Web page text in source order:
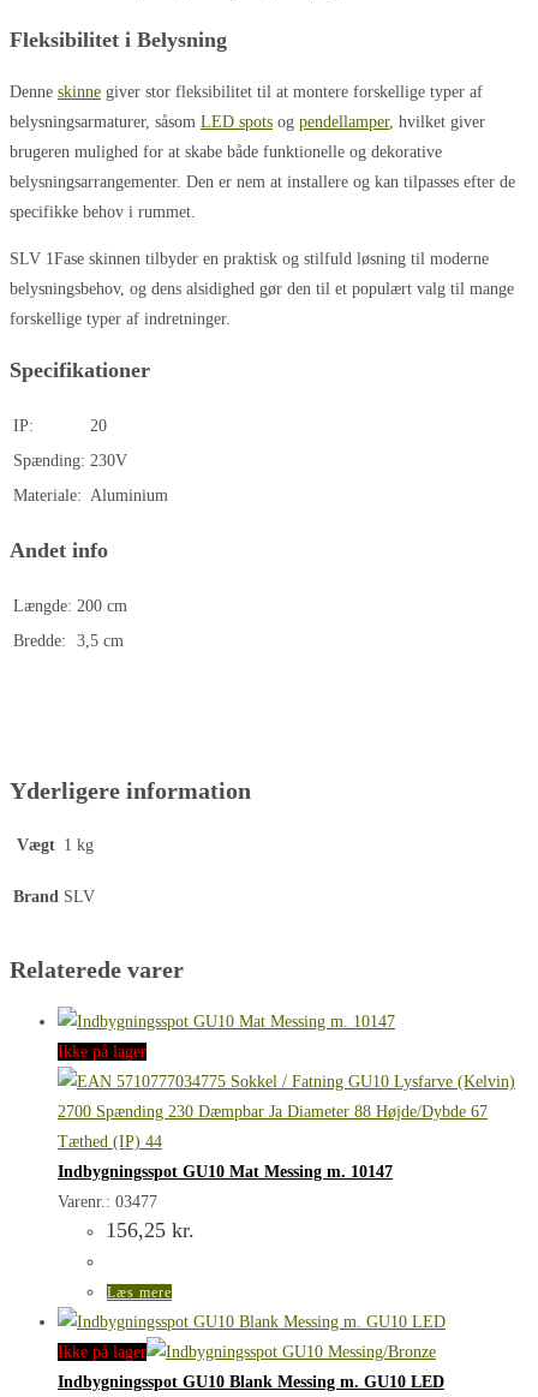
Fleksibilitet i Belysning
Denne skinne giver stor fleksibilitet til at montere forskellige typer af
belysningsarmaturer, såsom LED spots og pendellamper, hvilket giver
brugeren mulighed for at skabe både funktionelle og dekorative
belysningsarrangementer. Den er nem at installere og kan tilpasses efter de
specifikke behov i rummet.
SLV 1Fase skinnen tilbyder en praktisk og stilfuld løsning til moderne
belysningsbehov, og dens alsidighed gør den til et populært valg til mange
forskellige typer af indretninger.
Specifikationer
IP:
20
Spænding: 230V
Materiale: Aluminium
Andet info
Længde: 200 cm
Bredde:
3,5 cm
Yderligere information
Vægt 1 kg
Brand SLV
Relaterede varer
Ikke på lager
Indbygningsspot GU10 Mat Messing m. 10147
Varenr.: 03477
156,25 kr.
Læs mere
Ikke på lager
Indbygningsspot GU10 Blank Messing m. GU10 LED